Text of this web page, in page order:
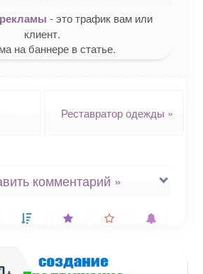
- это трафик вам или
клиент.
на баннере в статье.
Реставратор одежды »
комментарий »